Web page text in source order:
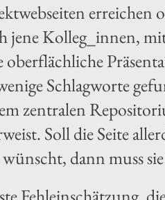
erreichen
jene Kolleg_innen,
oberflächliche
Schlagworte
zentralen
Soll die Seite
dann muss